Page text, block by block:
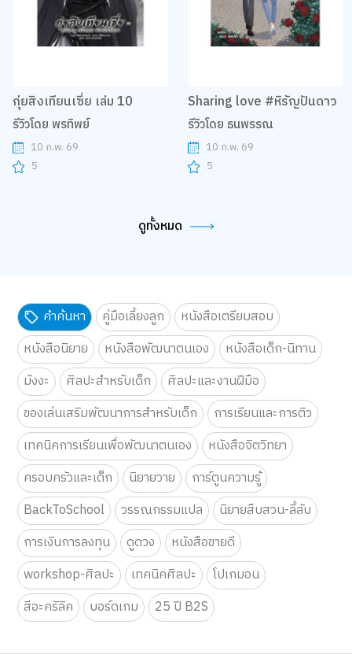
กุ่ยสิงเทียนเซี่ย เล่ม 10
รีวิวโดย พรทิพย์
10 ก.พ. 69
5
Sharing love #หิรัญปันดาว
รีวิวโดย ธนพรรณ
10 ก.พ. 69
5
ดูทั้งหมด
คำค้นหา คู่มือเลี้ยงลูก
หนังสือเตรียมสอบ
หนังสือนิยาย
หนังสือพัฒนาตนเอง
หนังสือเด็ก-นิทาน
มังงะ
ศิลปะสำหรับเด็ก
ศิลปะและงานฝีมือ
ของเล่นเสริมพัฒนาการสำหรับเด็ก
การเรียนและการติว
เทคนิคการเรียนเพื่อพัฒนาตนเอง
หนังสือจิตวิทยา
ครอบครัวและเด็ก
นิยายวาย
การ์ตูนความรู้
BackToSchool
วรรณกรรมแปล
นิยายสืบสวน-ลี้ลับ
การเงินการลงทุน
ดูดวง
หนังสือขายดี
workshop-ศิลปะ
เทคนิคศิลปะ
โปเกมอน
สีอะคริลิค
บอร์ดเกม 25 ปี B2S